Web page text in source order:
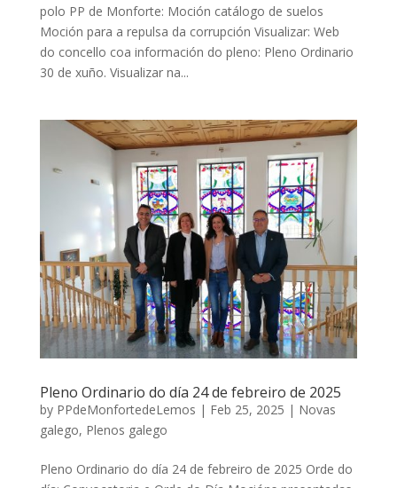
polo PP de Monforte: Moción catálogo de suelos
Moción para a repulsa da corrupción Visualizar: Web
do concello coa información do pleno: Pleno Ordinario
30 de xuño. Visualizar na...
Pleno Ordinario do día 24 de febreiro de 2025
by PPdeMonfortedeLemos | Feb 25, 2025 | Novas
galego, Plenos galego
Pleno Ordinario do día 24 de febreiro de 2025 Orde do